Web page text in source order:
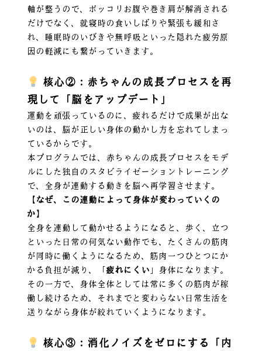
軸が整うので、ポッコリお腹や巻き肩が解消される
だけでなく、就寝時の食いしばりや緊張も緩和さ
れ、睡眠時のいびきや無呼吸といった隠れた疲労原
因の軽減にも繋がっていきます。
核心②：赤ちゃんの成長プロセスを再
現して「脳をアップデート」
運動を頑張っているのに、疲れるだけで成果が出な
いのは、脳が正しい身体の動かし方を忘れてしまっ
ているからです。
本プログラムでは、赤ちゃんの成長プロセスをモデ
ルにした独自のスタビライゼーショントレーニング
で、全身が連動する動きを脳へ再学習させます。
【なぜ、この連動によって身体が変わっていくの
か】
全身を連動して動かせるようになると、歩く、立つ
といった日常の何気ない動作でも、たくさんの筋肉
が同時に働くようになるため、筋肉一つひとつにか
かる負担が減り、「疲れにくい 」身体になります。
その一方で、身体全体としては常に多くの筋肉が稼
働し続けるため、それまでと変わらない日常生活を
送りながら身体が絞れていくようになります。
核心③：消化ノイズをゼロにする「内